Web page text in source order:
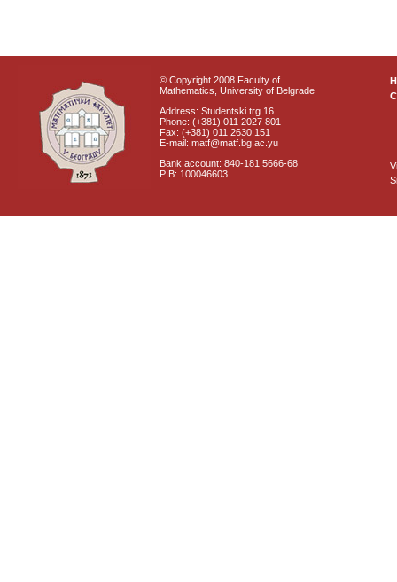
© Copyright 2008 Faculty of
Mathematics, University of Belgrade
Address: Studentski trg 16
Phone: (+381) 011 2027 801
Fax: (+381) 011 2630 151
E-mail: matf@matf.bg.ac.yu
Bank account: 840-181 5666-68
PIB: 100046603